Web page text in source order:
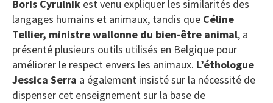
Boris Cyrulnik est venu expliquer les similarités des
langages humains et animaux, tandis que Céline
Tellier, ministre wallonne du bien-être animal, a
présenté plusieurs outils utilisés en Belgique pour
améliorer le respect envers les animaux. L’éthologue
Jessica Serra a également insisté sur la nécessité de
dispenser cet enseignement sur la base de